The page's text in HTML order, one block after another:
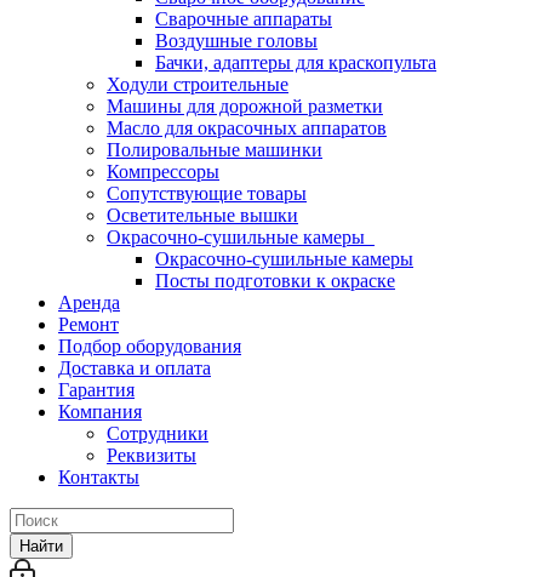
Сварочные аппараты
Воздушные головы
Бачки, адаптеры для краскопульта
Ходули строительные
Машины для дорожной разметки
Масло для окрасочных аппаратов
Полировальные машинки
Компрессоры
Сопутствующие товары
Осветительные вышки
Окрасочно-сушильные камеры
Окрасочно-сушильные камеры
Посты подготовки к окраске
Аренда
Ремонт
Подбор оборудования
Доставка и оплата
Гарантия
Компания
Сотрудники
Реквизиты
Контакты
Найти